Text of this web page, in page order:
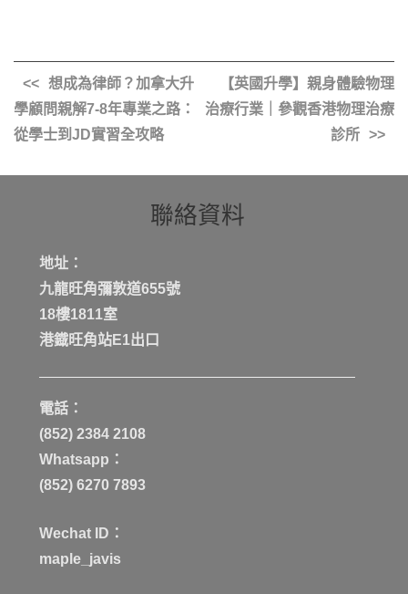
想成為律師？加拿大升
學顧問親解7-8年專業之路：
從學士到JD實習全攻略
【英國升學】親身體驗物理
治療行業｜參觀香港物理治療
診所
聯絡資料
地址：
九龍旺角彌敦道655號
18樓1811室
港鐡旺角站E1出口
電話：
(852) 2384 2108
Whatsapp：
(852) 6270 7893
Wechat ID：
maple_javis